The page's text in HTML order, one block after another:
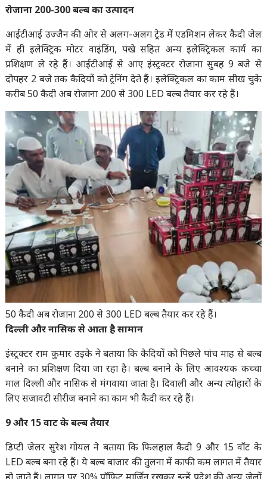
रोजाना 200-300 बल्ब का उत्पादन
आईटीआई उज्जैन की ओर से अलग-अलग ट्रेड में एडमिशन लेकर कैदी जेल
में ही इलेक्ट्रिक मोटर वाइंडिंग, पंखे सहित अन्य इलेक्ट्रिकल कार्य का
प्रशिक्षण ले रहे हैं। आईटीआई से आए इंस्ट्रक्टर रोजाना सुबह 9 बजे से
दोपहर 2 बजे तक कैदियों को ट्रेनिंग देते हैं। इलेक्ट्रिकल का काम सीख चुके
करीब 50 कैदी अब रोजाना 200 से 300 LED बल्ब तैयार कर रहे हैं।
50 कैदी अब रोजाना 200 से 300 LED बल्ब तैयार कर रहे हैं।
दिल्ली और नासिक से आता है सामान
इंस्ट्रक्टर राम कुमार उइके ने बताया कि कैदियों को पिछले पांच माह से बल्ब
बनाने का प्रशिक्षण दिया जा रहा है। बल्ब बनाने के लिए आवश्यक कच्चा
माल दिल्ली और नासिक से मंगवाया जाता है। दिवाली और अन्य त्योहारों के
लिए सजावटी सीरीज बनाने का काम भी कैदी कर रहे हैं।
9 और 15 वाट के बल्ब तैयार
डिप्टी जेलर सुरेश गोयल ने बताया कि फिलहाल कैदी 9 और 15 वॉट के
LED बल्ब बना रहे हैं। ये बल्ब बाजार की तुलना में काफी कम लागत में तैयार
हो जाते हैं। लागत पर 30% प्रॉफिट मार्जिन रखकर इन्हें प्रदेश की अन्य जेलों